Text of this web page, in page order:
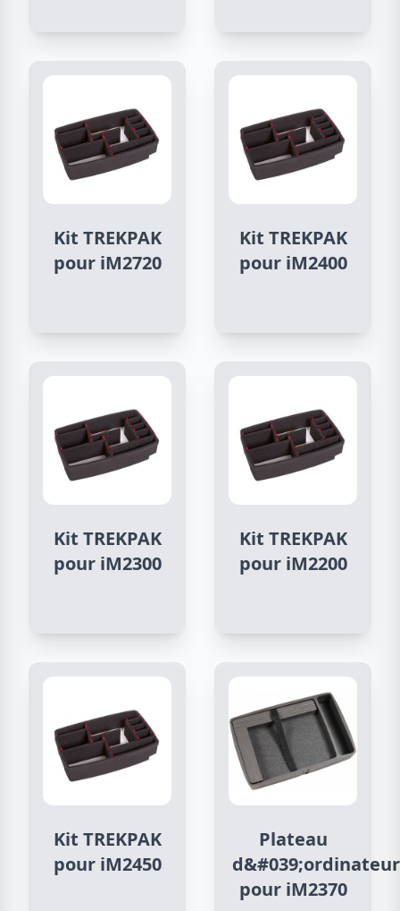
Kit TREKPAK
pour iM2720
Kit TREKPAK
pour iM2400
Kit TREKPAK
pour iM2300
Kit TREKPAK
pour iM2200
Kit TREKPAK
pour iM2450
Plateau
d&#039;ordinateur
pour iM2370